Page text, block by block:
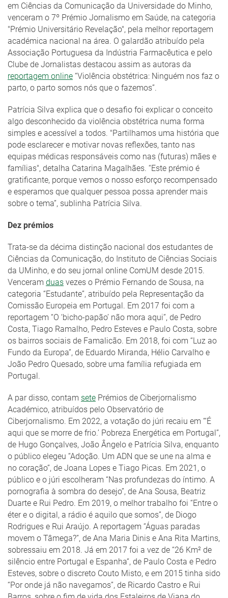
em Ciências da Comunicação da Universidade do Minho,
venceram o 7º Prémio Jornalismo em Saúde, na categoria
"Prémio Universitário Revelação", pela melhor reportagem
académica nacional na área. O galardão atribuído pela
Associação Portuguesa da Indústria Farmacêutica e pelo
Clube de Jornalistas destacou assim as autoras da
reportagem online “Violência obstétrica: Ninguém nos faz o
parto, o parto somos nós que o fazemos”.
Patrícia Silva explica que o desafio foi explicar o conceito
algo desconhecido da violência obstétrica numa forma
simples e acessível a todos. "Partilhamos uma história que
pode esclarecer e motivar novas reflexões, tanto nas
equipas médicas responsáveis como nas (futuras) mães e
famílias", detalha Catarina Magalhães. “Este prémio é
gratificante, porque vemos o nosso esforço recompensado
e esperamos que qualquer pessoa possa aprender mais
sobre o tema”, sublinha Patrícia Silva.
Dez prémios
Trata-se da décima distinção nacional dos estudantes de
Ciências da Comunicação, do Instituto de Ciências Sociais
da UMinho, e do seu jornal online ComUM desde 2015.
Venceram duas vezes o Prémio Fernando de Sousa, na
categoria “Estudante”, atribuído pela Representação da
Comissão Europeia em Portugal. Em 2017 foi com a
reportagem “O ‘bicho-papão’ não mora aqui”, de Pedro
Costa, Tiago Ramalho, Pedro Esteves e Paulo Costa, sobre
os bairros sociais de Famalicão. Em 2018, foi com “Luz ao
Fundo da Europa”, de Eduardo Miranda, Hélio Carvalho e
João Pedro Quesado, sobre uma família refugiada em
Portugal.
A par disso, contam sete Prémios de Ciberjornalismo
Académico, atribuídos pelo Observatório de
Ciberjornalismo. Em 2022, a votação do júri recaiu em “‘É
aqui que se morre de frio.’ Pobreza Energética em Portugal”,
de Hugo Gonçalves, João Ângelo e Patrícia Silva, enquanto
o público elegeu “Adoção. Um ADN que se une na alma e
no coração”, de Joana Lopes e Tiago Picas. Em 2021, o
público e o júri escolheram “Nas profundezas do íntimo. A
pornografia à sombra do desejo”, de Ana Sousa, Beatriz
Duarte e Rui Pedro. Em 2019, o melhor trabalho foi “Entre o
éter e o digital, a rádio é aquilo que somos”, de Diogo
Rodrigues e Rui Araújo. A reportagem “Águas paradas
movem o Tâmega?”, de Ana Maria Dinis e Ana Rita Martins,
sobressaiu em 2018. Já em 2017 foi a vez de “26 Km² de
silêncio entre Portugal e Espanha“, de Paulo Costa e Pedro
Esteves, sobre o discreto Couto Misto, e em 2015 tinha sido
“Por onde já não navegamos”, de Ricardo Castro e Rui